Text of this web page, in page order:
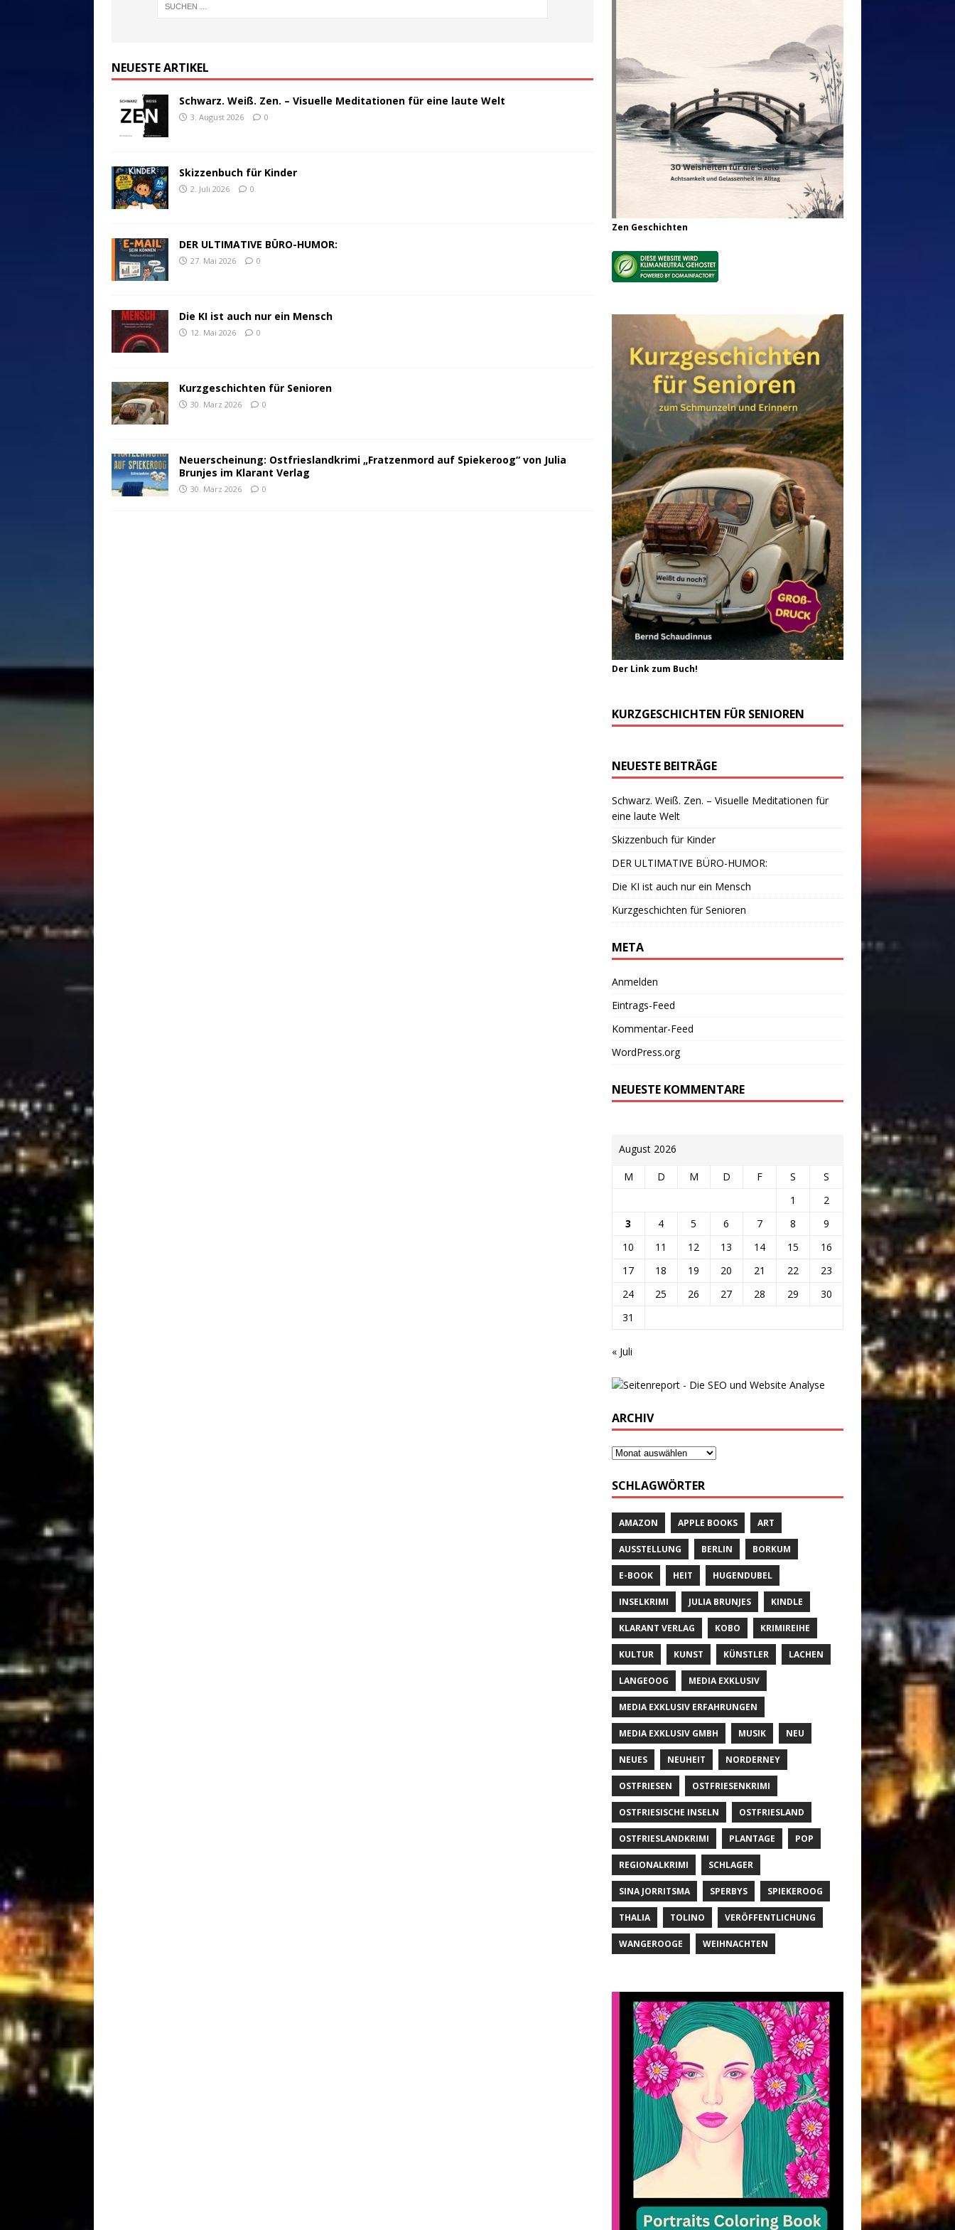
NEUESTE ARTIKEL
Schwarz. Weiß. Zen. – Visuelle Meditationen für eine laute Welt
3. August 2026 0
Skizzenbuch für Kinder
2. Juli 2026 0
DER ULTIMATIVE BÜRO-HUMOR:
27. Mai 2026 0
Die KI ist auch nur ein Mensch
12. Mai 2026 0
Kurzgeschichten für Senioren
30. März 2026 0
Neuerscheinung: Ostfrieslandkrimi „Fratzenmord auf Spiekeroog“ von Julia
Brunjes im Klarant Verlag
30. März 2026 0
Zen Geschichten
Der Link zum Buch!
KURZGESCHICHTEN FÜR SENIOREN
NEUESTE BEITRÄGE
Schwarz. Weiß. Zen. – Visuelle Meditationen für
eine laute Welt
Skizzenbuch für Kinder
DER ULTIMATIVE BÜRO-HUMOR:
Die KI ist auch nur ein Mensch
Kurzgeschichten für Senioren
META
Anmelden
Eintrags-Feed
Kommentar-Feed
WordPress.org
NEUESTE KOMMENTARE
August 2026
M D M D F S
S
1
2
3
4 5 6 7 8
9
10
11 12 13 14 15
16
17
18 19 20 21 22
23
24
25 26 27 28 29
30
31
« Juli
ARCHIV
SCHLAGWÖRTER
AMAZON APPLE BOOKS ART
AUSSTELLUNG BERLIN BORKUM
E-BOOK HEIT HUGENDUBEL
INSELKRIMI JULIA BRUNJES KINDLE
KLARANT VERLAG KOBO KRIMIREIHE
KULTUR KUNST KÜNSTLER LACHEN
LANGEOOG MEDIA EXKLUSIV
MEDIA EXKLUSIV ERFAHRUNGEN
MEDIA EXKLUSIV GMBH MUSIK NEU
NEUES NEUHEIT NORDERNEY
OSTFRIESEN OSTFRIESENKRIMI
OSTFRIESISCHE INSELN OSTFRIESLAND
OSTFRIESLANDKRIMI PLANTAGE POP
REGIONALKRIMI SCHLAGER
SINA JORRITSMA SPERBYS SPIEKEROOG
THALIA TOLINO VERÖFFENTLICHUNG
WANGEROOGE WEIHNACHTEN